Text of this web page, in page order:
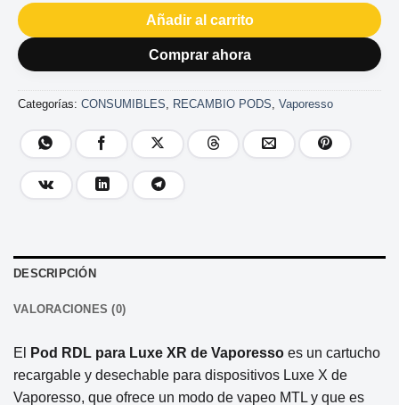
Añadir al carrito
Comprar ahora
Categorías: CONSUMIBLES, RECAMBIO PODS, Vaporesso
DESCRIPCIÓN
VALORACIONES (0)
El Pod RDL para Luxe XR de Vaporesso es un cartucho
recargable y desechable para dispositivos Luxe X de
Vaporesso, que ofrece un modo de vapeo MTL y que es